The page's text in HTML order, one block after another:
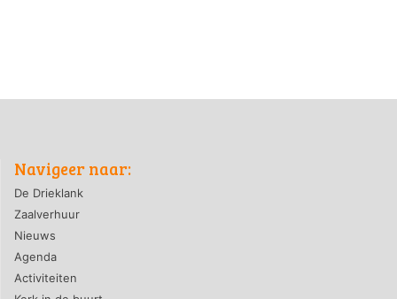
Navigeer naar:
De Drieklank
Zaalverhuur
Nieuws
Agenda
Activiteiten